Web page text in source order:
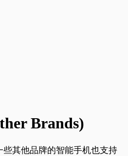
Brands)
些其他品牌的智能手机也支持